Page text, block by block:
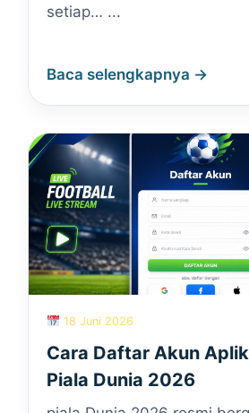
setiap… ...
Baca selengkapnya →
18 Juni 2026
Cara Daftar Akun
Piala Dunia 2026